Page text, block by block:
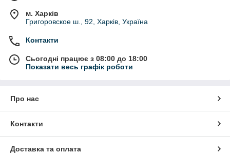
м. Харків
Григоровское ш., 92, Харків, Україна
Контакти
Сьогодні працює з 08:00 до 18:00
Показати весь графік роботи
Про нас
Контакти
Доставка та оплата